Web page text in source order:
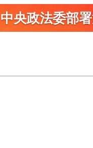
中央政法委部